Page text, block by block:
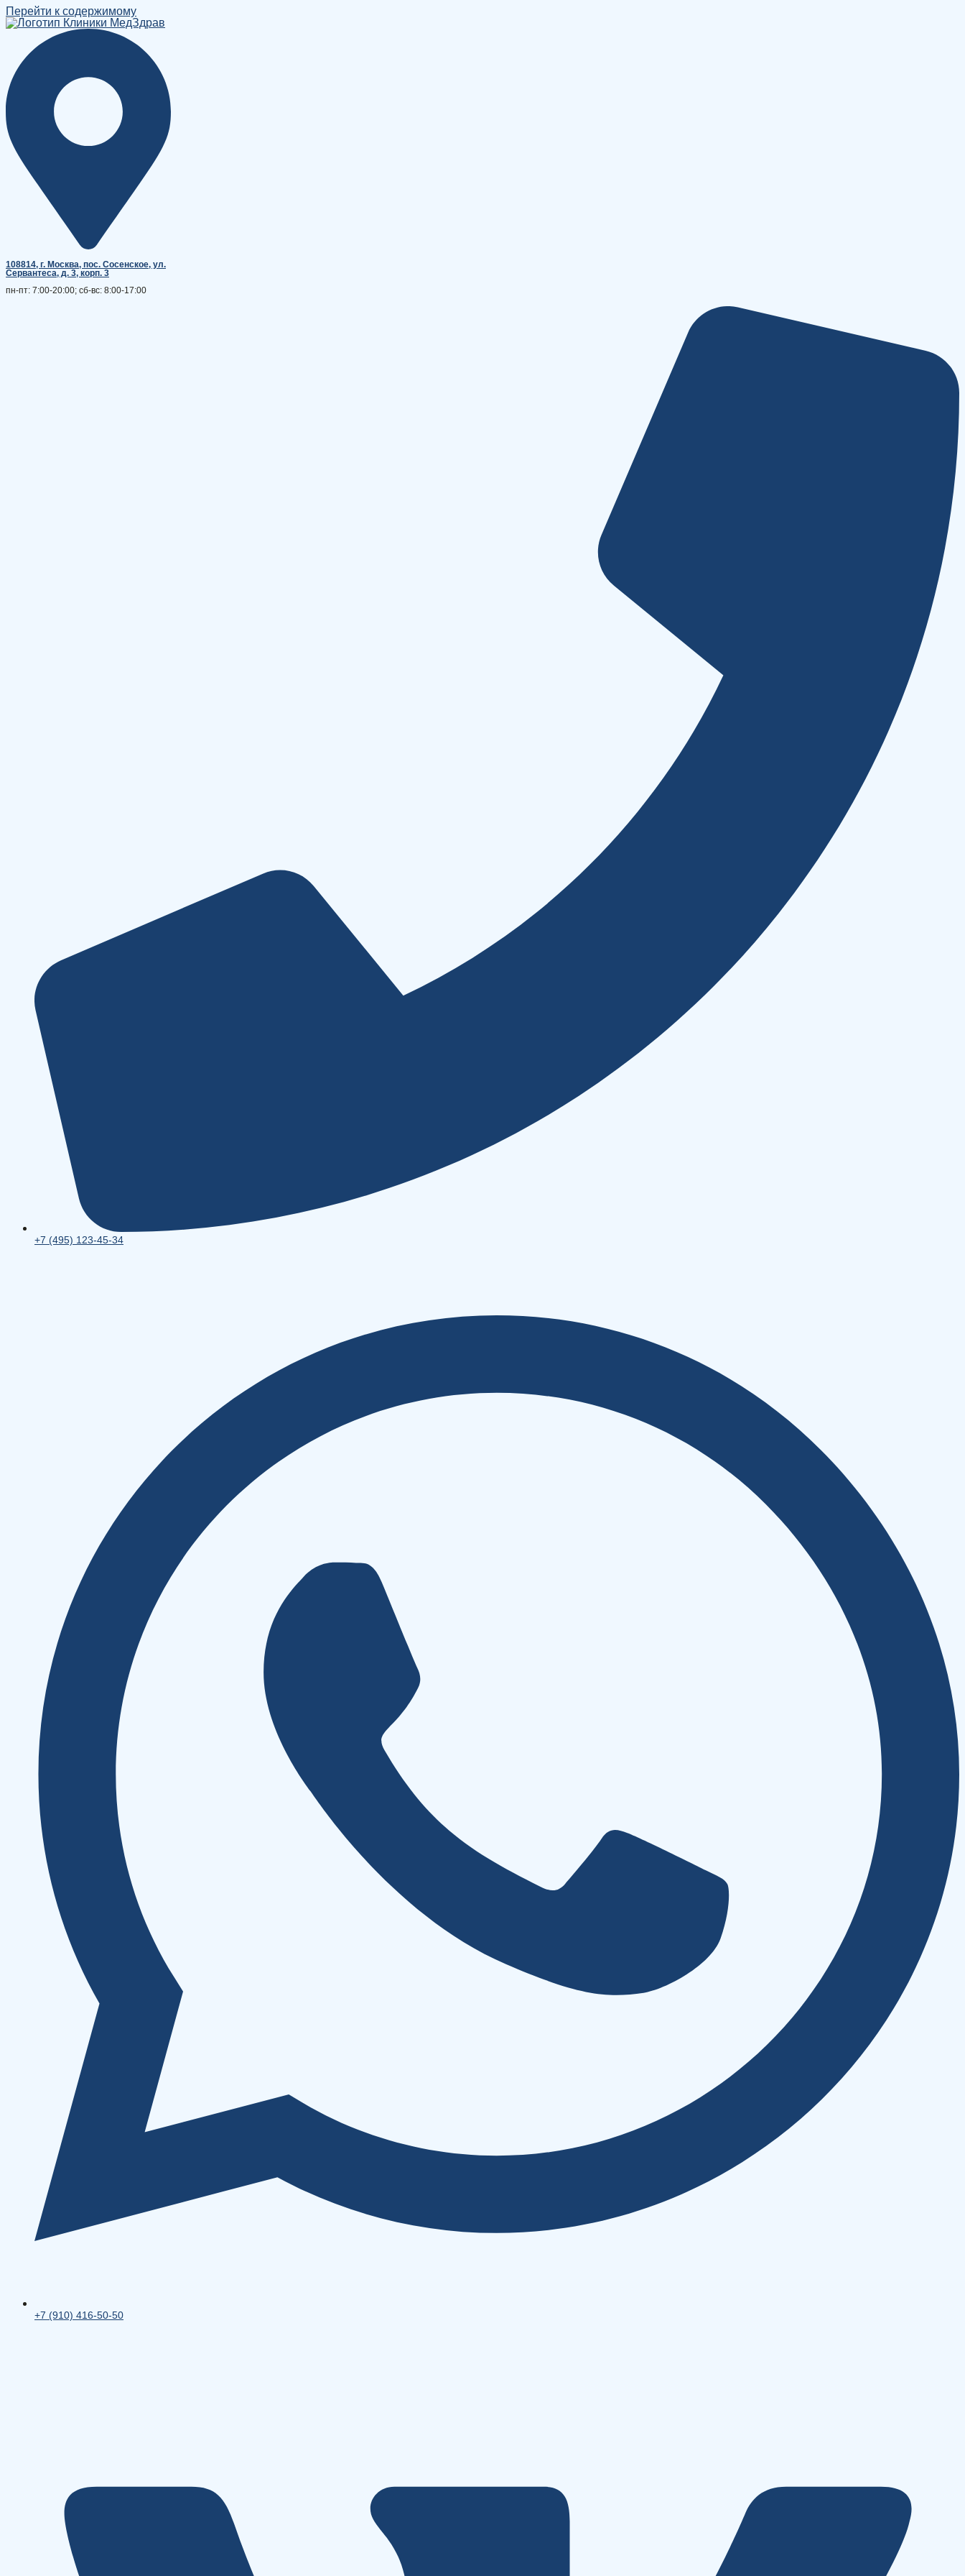
Перейти к содержимому
108814, г. Москва, поc. Сосенское, ул.
Сервантеса, д. 3, корп. 3
пн-пт: 7:00-20:00; сб-вс: 8:00-17:00
+7 (495) 123-45-34
+7 (910) 416-50-50